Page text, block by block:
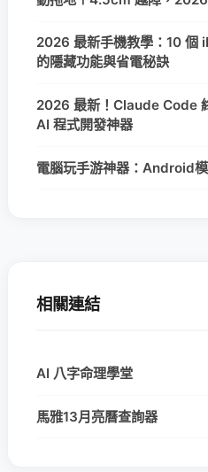
2026 最新手機教學：10 個
的隱藏功能與省電秘訣
2026 最新！Claude Code
AI 程式開發神器
電腦玩手游神器：Android
相關連結
AI 八字命理學堂
馬雅13月亮曆查詢器